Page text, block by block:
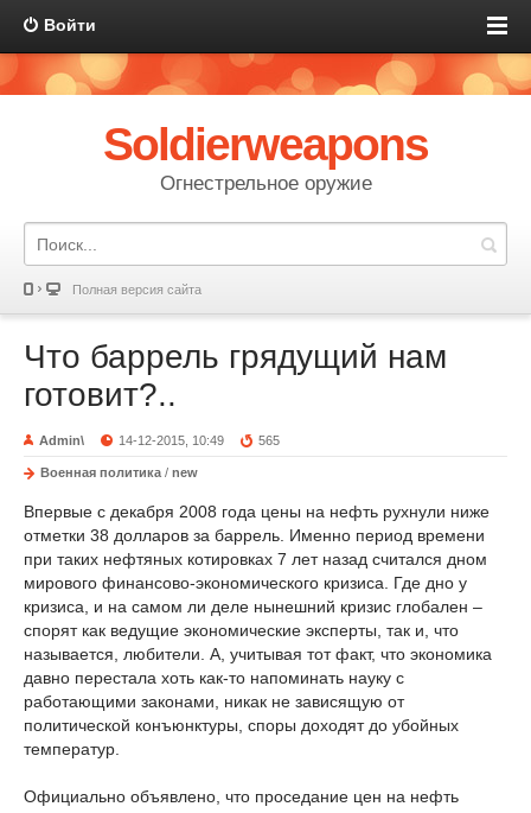
Войти
Soldierweapons
Огнестрельное оружие
Полная версия сайта
Что баррель грядущий нам
готовит?..
Admin\ 14-12-2015, 10:49 565
Военная политика / new
Впервые с декабря 2008 года цены на нефть рухнули ниже
отметки 38 долларов за баррель. Именно период времени
при таких нефтяных котировках 7 лет назад считался дном
мирового финансово-экономического кризиса. Где дно у
кризиса, и на самом ли деле нынешний кризис глобален –
спорят как ведущие экономические эксперты, так и, что
называется, любители. А, учитывая тот факт, что экономика
давно перестала хоть как-то напоминать науку с
работающими законами, никак не зависящую от
политической конъюнктуры, споры доходят до убойных
температур.
Официально объявлено, что проседание цен на нефть